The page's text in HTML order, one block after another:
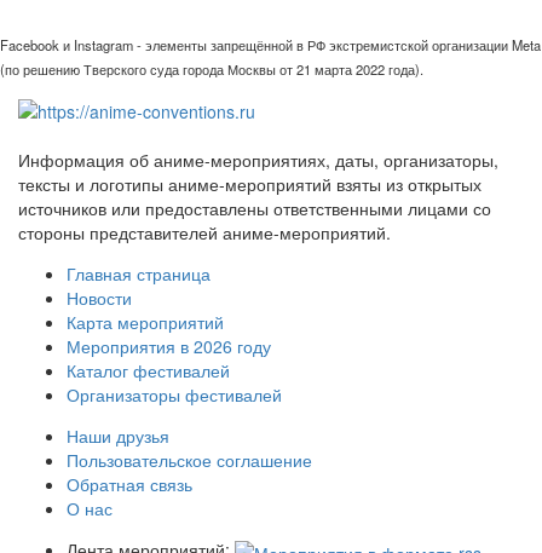
Facebook и Instagram - элементы запрещённой в РФ экстремистской организации Meta
(по решению Тверского суда города Москвы от 21 марта 2022 года).
Информация об аниме-мероприятиях, даты, организаторы,
тексты и логотипы аниме-мероприятий взяты из открытых
источников или предоставлены ответственными лицами со
стороны представителей аниме-мероприятий.
Главная страница
Новости
Карта мероприятий
Мероприятия в 2026 году
Каталог фестивалей
Организаторы фестивалей
Наши друзья
Пользовательское соглашение
Обратная связь
О нас